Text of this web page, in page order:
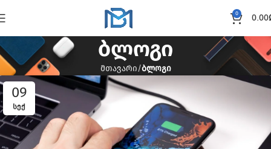
0 0.00
ბლოგი
მთავარი ბლოგი
09
ᲡᲔᲥ